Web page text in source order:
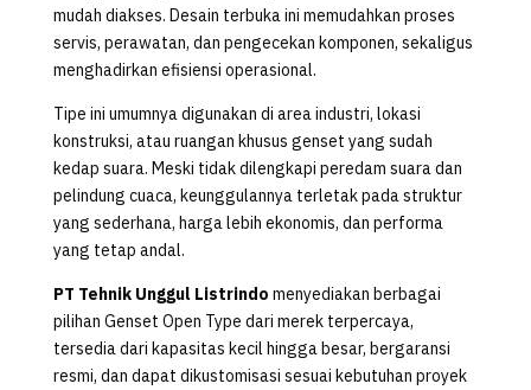
mudah diakses. Desain terbuka ini memudahkan proses
servis, perawatan, dan pengecekan komponen, sekaligus
menghadirkan efisiensi operasional.
Tipe ini umumnya digunakan di area industri, lokasi
konstruksi, atau ruangan khusus genset yang sudah
kedap suara. Meski tidak dilengkapi peredam suara dan
pelindung cuaca, keunggulannya terletak pada struktur
yang sederhana, harga lebih ekonomis, dan performa
yang tetap andal.
PT Tehnik Unggul Listrindo menyediakan berbagai
pilihan Genset Open Type dari merek terpercaya,
tersedia dari kapasitas kecil hingga besar, bergaransi
resmi, dan dapat dikustomisasi sesuai kebutuhan proyek